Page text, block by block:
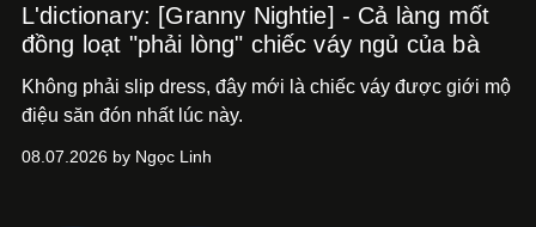
L'dictionary: [Granny Nightie] - Cả làng mốt
đồng loạt "phải lòng" chiếc váy ngủ của bà
Không phải slip dress, đây mới là chiếc váy được giới mộ
điệu săn đón nhất lúc này.
08.07.2026 by Ngọc Linh